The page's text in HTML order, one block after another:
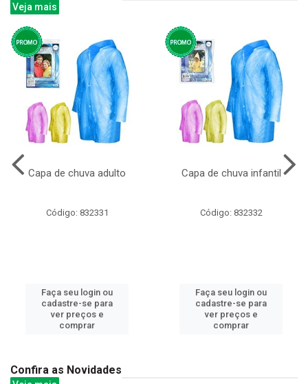
Veja mais
Capa de chuva adulto
Código: 832331
Faça seu login ou
cadastre-se para
ver preços e
comprar
Capa de chuva infantil
Código: 832332
Faça seu login ou
cadastre-se para
ver preços e
comprar
Confira as Novidades